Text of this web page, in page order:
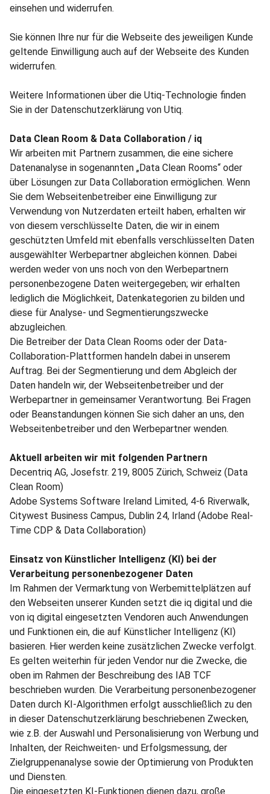
einsehen und widerrufen.
Sie können Ihre nur für die Webseite des jeweiligen Kunde
geltende Einwilligung auch auf der Webseite des Kunden
widerrufen.
Weitere Informationen über die Utiq-Technologie finden
Sie in der Datenschutzerklärung von Utiq.
Data Clean Room & Data Collaboration / iq
Wir arbeiten mit Partnern zusammen, die eine sichere
Datenanalyse in sogenannten „Data Clean Rooms“ oder
über Lösungen zur Data Collaboration ermöglichen. Wenn
Sie dem Webseitenbetreiber eine Einwilligung zur
Verwendung von Nutzerdaten erteilt haben, erhalten wir
von diesem verschlüsselte Daten, die wir in einem
geschützten Umfeld mit ebenfalls verschlüsselten Daten
ausgewählter Werbepartner abgleichen können. Dabei
werden weder von uns noch von den Werbepartnern
personenbezogene Daten weitergegeben; wir erhalten
lediglich die Möglichkeit, Datenkategorien zu bilden und
diese für Analyse- und Segmentierungszwecke
abzugleichen.
Die Betreiber der Data Clean Rooms oder der Data-
Collaboration-Plattformen handeln dabei in unserem
Auftrag. Bei der Segmentierung und dem Abgleich der
Daten handeln wir, der Webseitenbetreiber und der
Werbepartner in gemeinsamer Verantwortung. Bei Fragen
oder Beanstandungen können Sie sich daher an uns, den
Webseitenbetreiber und den Werbepartner wenden.
Aktuell arbeiten wir mit folgenden Partnern
Decentriq AG, Josefstr. 219, 8005 Zürich, Schweiz (Data
Clean Room)
Adobe Systems Software Ireland Limited, 4-6 Riverwalk,
Citywest Business Campus, Dublin 24, Irland (Adobe Real-
Time CDP & Data Collaboration)
Einsatz von Künstlicher Intelligenz (KI) bei der
Verarbeitung personenbezogener Daten
Im Rahmen der Vermarktung von Werbemittelplätzen auf
den Webseiten unserer Kunden setzt die iq digital und die
von iq digital eingesetzten Vendoren auch Anwendungen
und Funktionen ein, die auf Künstlicher Intelligenz (KI)
basieren. Hier werden keine zusätzlichen Zwecke verfolgt.
Es gelten weiterhin für jeden Vendor nur die Zwecke, die
oben im Rahmen der Beschreibung des IAB TCF
beschrieben wurden. Die Verarbeitung personenbezogener
Daten durch KI-Algorithmen erfolgt ausschließlich zu den
in dieser Datenschutzerklärung beschriebenen Zwecken,
wie z.B. der Auswahl und Personalisierung von Werbung und
Inhalten, der Reichweiten- und Erfolgsmessung, der
Zielgruppenanalyse sowie der Optimierung von Produkten
und Diensten.
Die eingesetzten KI-Funktionen dienen dazu, große